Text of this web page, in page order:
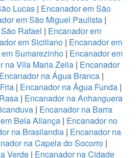
Lucas| Encanador em São
em São Miguel Paulista|
Rafael | Encanador em
em Siciliano| Encanador em
Sumarezinho| Encanador em
na Vila Maria Zelia | Encanador
Encanador na Água Branca |
| Encanador na Água Funda |
| Encanador na Anhanguera
| Encanador na Barra
Bela Aliança | Encanador no
na Brasilandia | Encanador na
na Capela do Socorro |
Verde | Encanador na Cidade